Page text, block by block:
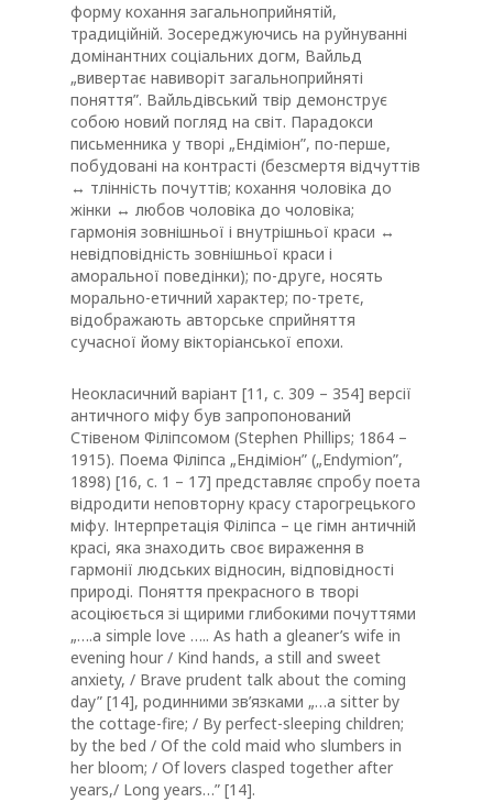
форму кохання загальноприйнятій,
традиційній. Зосереджуючись на руйнуванні
домінантних соціальних догм, Вайльд
„вивертає навиворіт загальноприйняті
поняття”. Вайльдівський твір демонструє
собою новий погляд на світ. Парадокси
письменника у творі „Ендіміон”, по-перше,
побудовані на контрасті (безсмертя відчуттів
↔ тлінність почуттів; кохання чоловіка до
жінки ↔ любов чоловіка до чоловіка;
гармонія зовнішньої і внутрішньої краси ↔
невідповідність зовнішньої краси і
аморальної поведінки); по-друге, носять
морально-етичний характер; по-третє,
відображають авторське сприйняття
сучасної йому вікторіанської епохи.
Неокласичний варіант [11, с. 309 – 354] версії
античного міфу був запропонований
Стівеном Філіпсомом (Stephen Phillips; 1864 –
1915). Поема Філіпса „Ендіміон” („Endymion”,
1898) [16, с. 1 – 17] представляє спробу поета
відродити неповторну красу старогрецького
міфу. Інтерпретація Філіпса – це гімн античній
красі, яка знаходить своє вираження в
гармонії людських відносин, відповідності
природі. Поняття прекрасного в творі
асоціюється зі щирими глибокими почуттями
„….a simple love ….. As hath a gleaner’s wife in
evening hour / Kind hands, a still and sweet
anxiety, / Brave prudent talk about the coming
day” [14], родинними зв’язками „…a sitter by
the cottage-fire; / By perfect-sleeping children;
by the bed / Of the cold maid who slumbers in
her bloom; / Of lovers clasped together after
years,/ Long years…” [14].